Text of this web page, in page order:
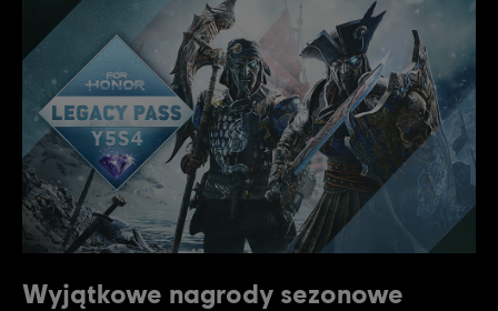
Wyjątkowe nagrody sezonowe